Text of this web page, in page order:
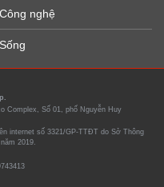
Công nghệ
Sống
Complex, Số 01, phố Nguyễn Huy
internet số 3321/GP-TTĐT do Sở Thông
2019.